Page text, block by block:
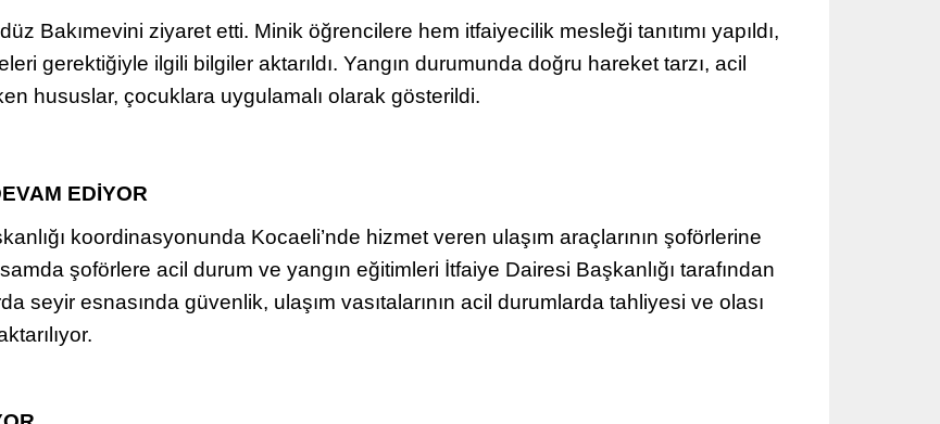
Bakımevini ziyaret etti. Minik öğrencilere hem itfaiyecilik mesleği tanıtımı yapıldı,
gerektiğiyle ilgili bilgiler aktarıldı. Yangın durumunda doğru hareket tarzı, acil
hususlar, çocuklara uygulamalı olarak gösterildi.
EDİYOR
koordinasyonunda Kocaeli’nde hizmet veren ulaşım araçlarının şoförlerine
şoförlere acil durum ve yangın eğitimleri İtfaiye Dairesi Başkanlığı tarafından
seyir esnasında güvenlik, ulaşım vasıtalarının acil durumlarda tahliyesi ve olası